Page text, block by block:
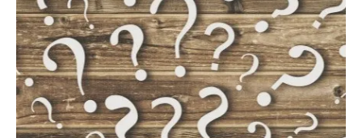
地域特性を活かした不動産売却の重要性
スムーズな資産整理を実現する売却買取の極意
不動産売却で資産整理を円滑に進める秘訣
高槻市で買取を選ぶ際の不動産売却ポイン
ト